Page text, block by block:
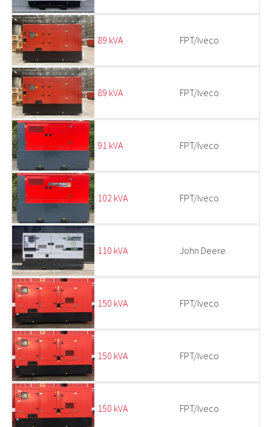
89 kVA FPT/Iveco
89 kVA FPT/Iveco
91 kVA FPT/Iveco
102 kVA FPT/Iveco
110 kVA John Deere
150 kVA FPT/Iveco
150 kVA FPT/Iveco
150 kVA FPT/Iveco